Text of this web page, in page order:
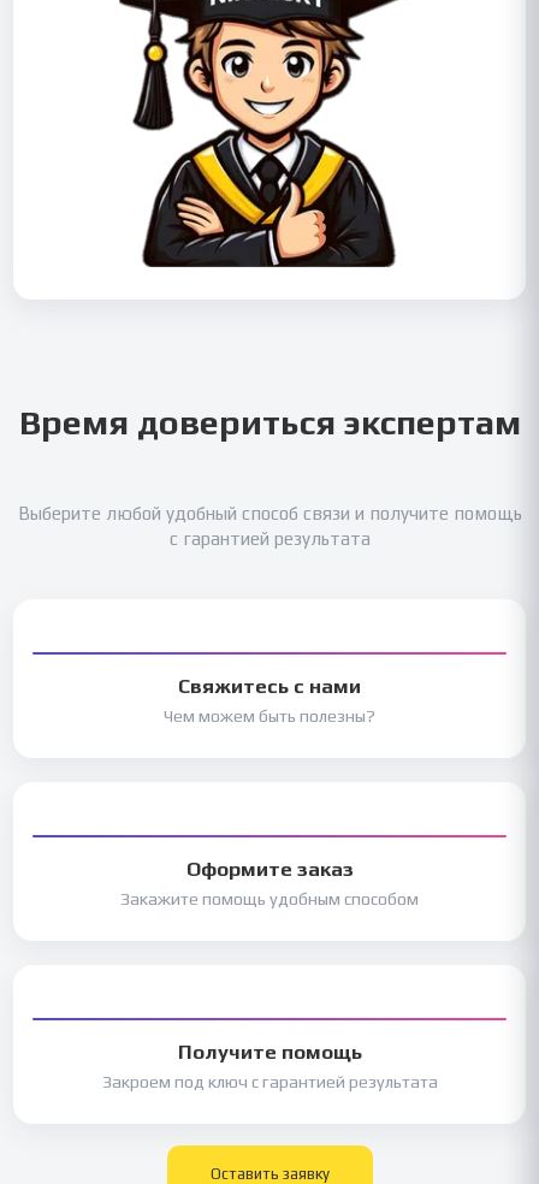
Время довериться экспертам
Выберите любой удобный способ связи и получите помощь
с гарантией результата
Свяжитесь с нами
Чем можем быть полезны?
Оформите заказ
Закажите помощь удобным способом
Получите помощь
Закроем под ключ с гарантией результата
Оставить заявку